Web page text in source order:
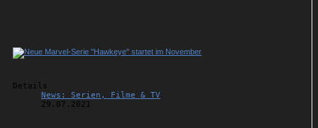
Details
News: Serien, Filme & TV
29.07.2021